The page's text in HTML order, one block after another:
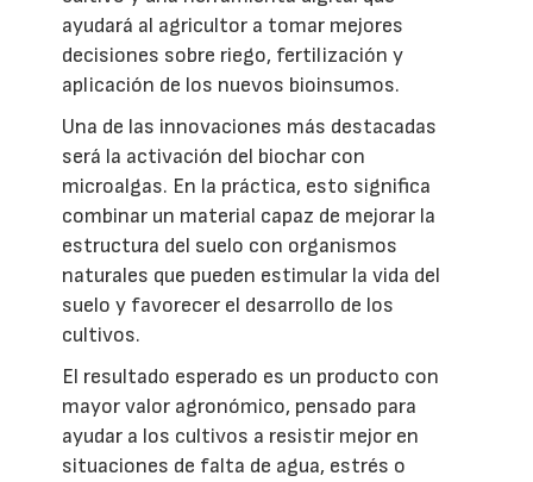
ayudará al agricultor a tomar mejores
decisiones sobre riego, fertilización y
aplicación de los nuevos bioinsumos.
Una de las innovaciones más destacadas
será la activación del biochar con
microalgas. En la práctica, esto significa
combinar un material capaz de mejorar la
estructura del suelo con organismos
naturales que pueden estimular la vida del
suelo y favorecer el desarrollo de los
cultivos.
El resultado esperado es un producto con
mayor valor agronómico, pensado para
ayudar a los cultivos a resistir mejor en
situaciones de falta de agua, estrés o